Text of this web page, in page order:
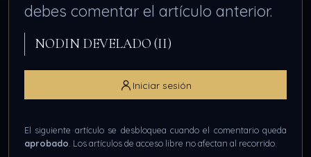
debes comentar el artículo anterior.
NODIN DEVELADO (II)
Iniciar sesión
El siguiente artículo se desbloquea cuando el comentario queda
aprobado. Los artículos de acceso libre no afectan al recorrido.